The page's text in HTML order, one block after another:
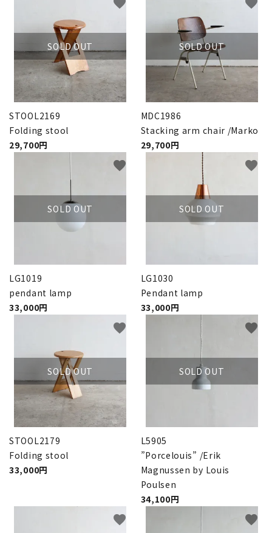
SOLD OUT
STOOL2169
Folding stool
29,700円
favorite
SOLD OUT
MDC1986
Stacking arm chair /Marko
29,700円
favorite
SOLD OUT
LG1019
pendant lamp
33,000円
favorite
SOLD OUT
LG1030
Pendant lamp
33,000円
favorite
SOLD OUT
STOOL2179
Folding stool
33,000円
favorite
SOLD OUT
L5905
”Porcelouis” /Erik
Magnussen by Louis
Poulsen
34,100円
favorite
favorite favorite